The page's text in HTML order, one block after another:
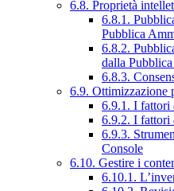
6.8. Proprietà
6.8.1.
Pubblica
6.8.2.
dalla
6.8.3.
6.9. Ottimizzazione
6.9.1. I fattori
6.9.2. I fattori
6.9.3.
Console
6.10. Gestire i
6.10.1.